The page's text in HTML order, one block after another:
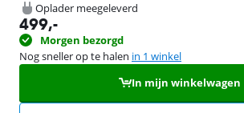
Oplader meegeleverd
499,-
Morgen bezorgd
Nog sneller op te halen in 1 winkel
In mijn winkelwagen